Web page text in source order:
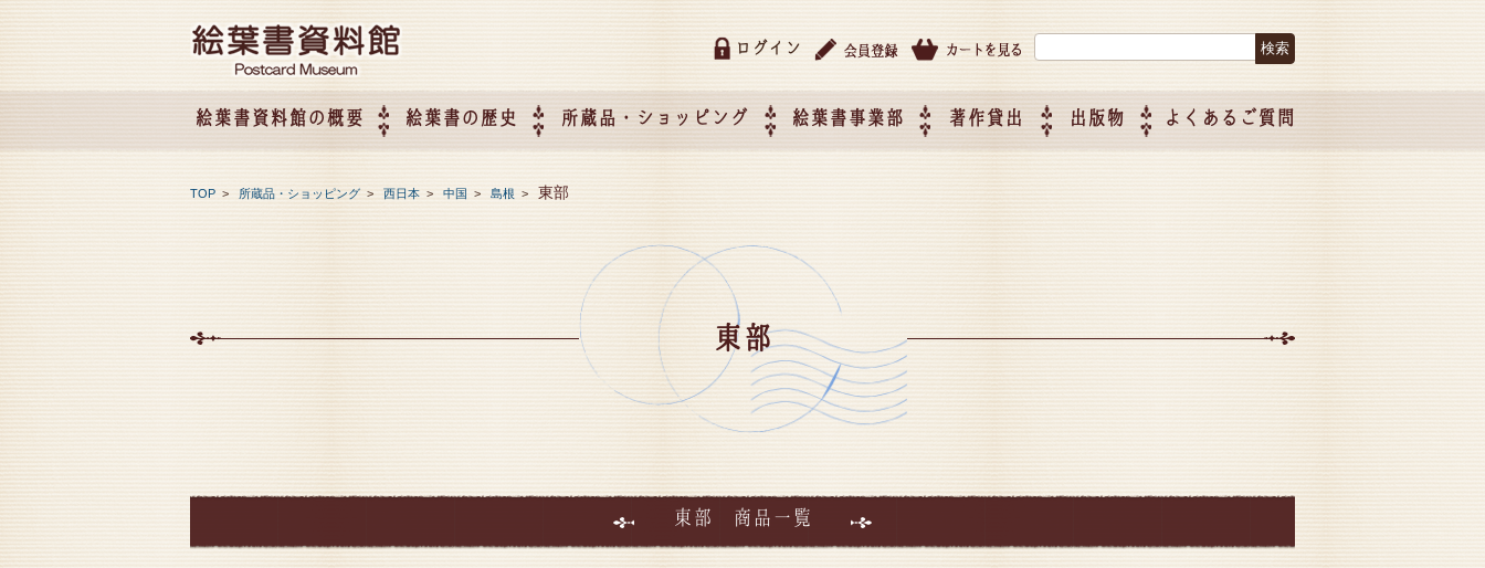
ログイン
絵葉書資料館の概要 絵葉書の歴史 所蔵品・ショッピング 絵葉書事業部 著作貸出 出版物 よくあるご質問
TOP > 所蔵品・ショッピング > 西日本 > 中国 > 島根 > 東部
東部
東部 商品一覧